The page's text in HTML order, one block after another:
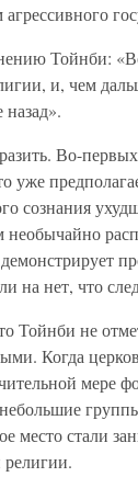
Тойнби:
и, чем
назад».
Во-
уже
сознания
необычайно
на нет, что
Тойнби не
Когда
место стали